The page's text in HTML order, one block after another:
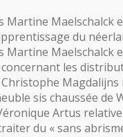
Martine Maelschalck
du
Martine Maelschalck
les
Magdalijns
sis chaussée de
Artus
du « sans